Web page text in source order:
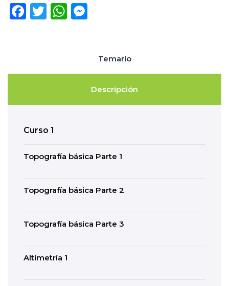
Facebook
Twitter
WhatsApp
Temario
Descripción
Curso 1
Topografía básica Parte 1
Topografía básica Parte 2
Topografía básica Parte 3
Altimetría 1